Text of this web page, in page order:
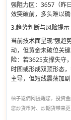
强阻力区：3657（昨
效突破前，多头难以确
3.趋势判断与风险提示
当前技术面呈现“强趋
动，但黄金未破位关
险：若3625支撑失守
时图或形成双顶形态
主导，但短线震荡加
柚子返佣网提醒您，投资
您炒货币对、炒期货带来